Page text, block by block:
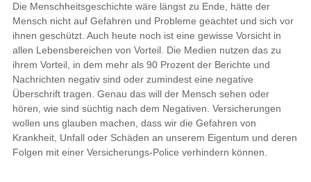
Die Menschheitsgeschichte wäre längst zu Ende, hätte der
Mensch nicht auf Gefahren und Probleme geachtet und sich vor
ihnen geschützt. Auch heute noch ist eine gewisse Vorsicht in
allen Lebensbereichen von Vorteil. Die Medien nutzen das zu
ihrem Vorteil, in dem mehr als 90 Prozent der Berichte und
Nachrichten negativ sind oder zumindest eine negative
Überschrift tragen. Genau das will der Mensch sehen oder
hören, wie sind süchtig nach dem Negativen. Versicherungen
wollen uns glauben machen, dass wir die Gefahren von
Krankheit, Unfall oder Schäden an unserem Eigentum und deren
Folgen mit einer Versicherungs-Police verhindern können.